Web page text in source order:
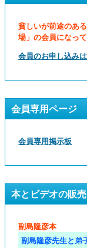
貧しいが前途のあ
場」の会員になって
会員のお申し込み
会員専用ページ
会員専用掲示板
本とビデオの販売
副島隆彦本
副島隆彦先生と弟